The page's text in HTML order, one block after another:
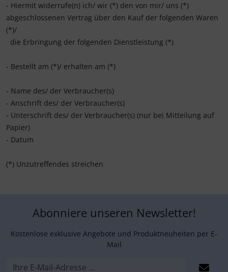
- Hiermit widerrufe(n) ich/ wir (*) den von mir/ uns (*)
abgeschlossenen Vertrag über den Kauf der folgenden Waren
(*)/
die Erbringung der folgenden Dienstleistung (*)
- Bestellt am (*)/ erhalten am (*)
- Name des/ der Verbraucher(s)
- Anschrift des/ der Verbraucher(s)
- Unterschrift des/ der Verbraucher(s) (nur bei Mitteilung auf
Papier)
- Datum
(*) Unzutreffendes streichen
Abonniere unseren Newsletter!
Kostenlose exklusive Angebote und Produktneuheiten per E-
Mail